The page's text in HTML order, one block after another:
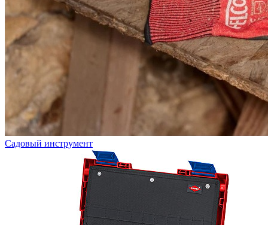
Садовый инструмент